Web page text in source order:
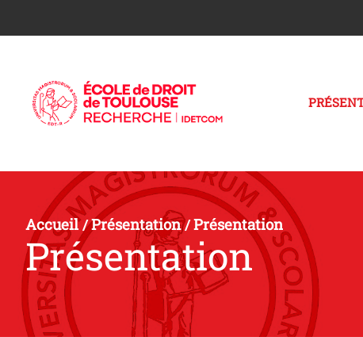
Accueil/Présentation/Présentation
Présentation